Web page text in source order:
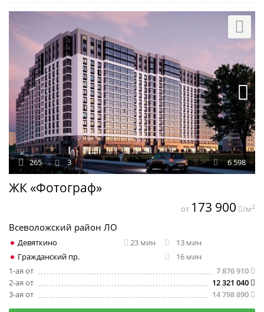
ЖК «Фотограф»
6 598
265 3
Всеволожский район ЛО
Девяткино 23 мин
13 мин
Гражданский пр.
16 мин
1-ая от
7 876 910
2-ая от
12 321 040
3-ая от
14 798 890
от 173 900 /м2